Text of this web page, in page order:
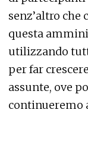
senz’altro che
questa
utilizzando
per far
assunte, ove
continueremo